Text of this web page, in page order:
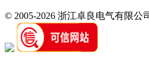
© 2005-2026 浙江卓良电气有限